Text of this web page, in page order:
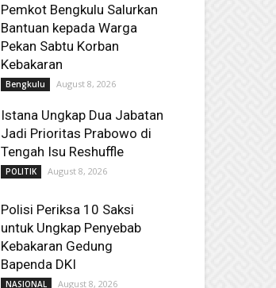
Pemkot Bengkulu Salurkan
Bantuan kepada Warga
Pekan Sabtu Korban
Kebakaran
Bengkulu August 8, 2026
Istana Ungkap Dua Jabatan
Jadi Prioritas Prabowo di
Tengah Isu Reshuffle
POLITIK August 8, 2026
Polisi Periksa 10 Saksi
untuk Ungkap Penyebab
Kebakaran Gedung
Bapenda DKI
NASIONAL August 8, 2026